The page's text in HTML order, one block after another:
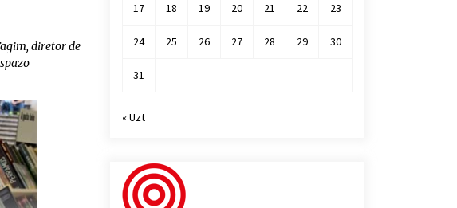
diretor de
17 18 19 20 21 22 23
24 25 26 27 28 29 30
31
« Uzt